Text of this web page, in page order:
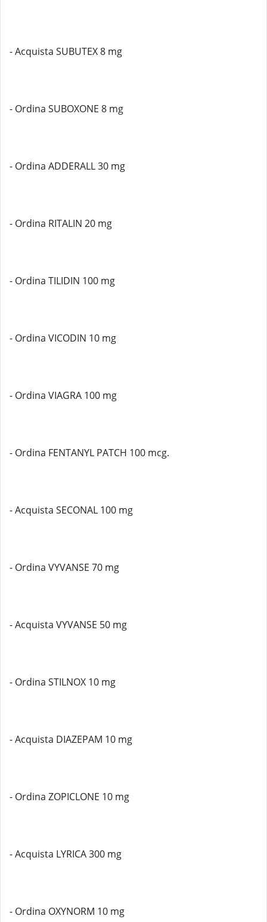
- Acquista SUBUTEX 8 mg
- Ordina SUBOXONE 8 mg
- Ordina ADDERALL 30 mg
- Ordina RITALIN 20 mg
- Ordina TILIDIN 100 mg
- Ordina VICODIN 10 mg
- Ordina VIAGRA 100 mg
- Ordina FENTANYL PATCH 100 mcg.
- Acquista SECONAL 100 mg
- Ordina VYVANSE 70 mg
- Acquista VYVANSE 50 mg
- Ordina STILNOX 10 mg
- Acquista DIAZEPAM 10 mg
- Ordina ZOPICLONE 10 mg
- Acquista LYRICA 300 mg
- Ordina OXYNORM 10 mg